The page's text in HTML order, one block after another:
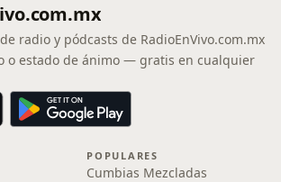
radio y pódcasts de RadioEnVivo.com.mx
o estado de ánimo — gratis en cualquier
POPULARES
Cumbias Mezcladas